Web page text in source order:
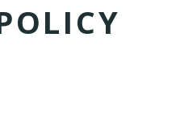
OLICY